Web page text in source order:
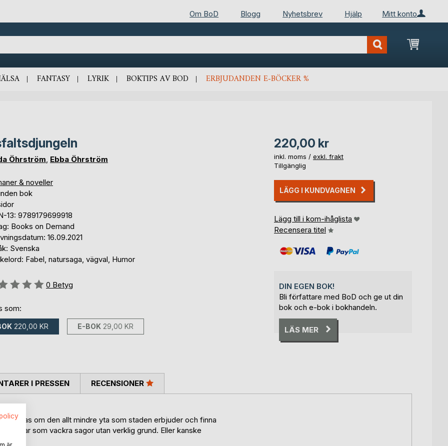
Mitt konto
Om BoD Blogg Nyhetsbrev Hjälp
Min
FANTASY LYRIK BOKTIPS AV BOD ERBJUDANDEN E-BÖCKER %
Öhrström Ebba Öhrström
& noveller
bok
13: 9789179699918
Books on Demand
16.09.2021
Svenska
Fabel, natursaga, vägval, Humor
0 Betyg
som:
220,00 KR E-BOK 29,00 KR
220,00 kr
inkl. moms / exkl. frakt
Tillgänglig
LÄGG I KUNDVAGNEN
Lägg till i kom-ihåglista
Recensera titel
DIN EGEN BOK!
Bli författare med BoD och ge ut din
bok och e-bok i bokhandeln.
LÄS MER
om den allt mindre yta som staden erbjuder och finna
kvar som vackra sagor utan verklig grund. Eller kanske
I PRESSEN RECENSIONER